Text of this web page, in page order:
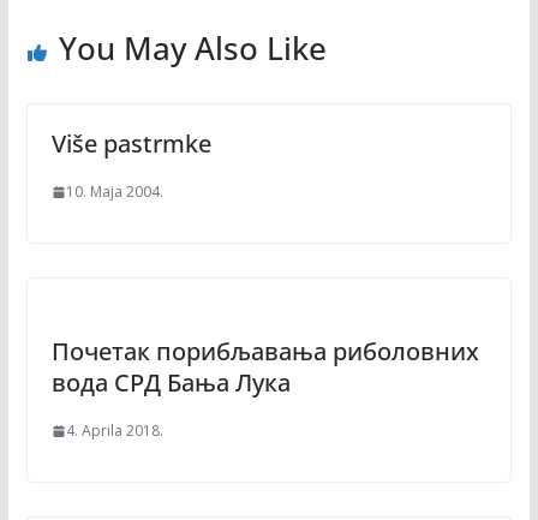
You May Also Like
Više pastrmke
10. Maja 2004.
Почетак порибљавања риболовних
вода СРД Бања Лука
4. Aprila 2018.